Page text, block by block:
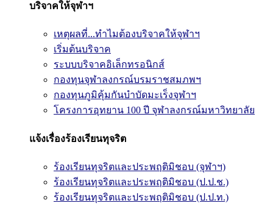
บริจาคให้จุฬาฯ
เหตุผลที่...ทำไมต้องบริจาคให้จุฬาฯ
เริ่มต้นบริจาค
ระบบบริจาคอิเล็กทรอนิกส์
กองทุนจุฬาลงกรณ์บรมราชสมภพฯ
กองทุนภูมิคุ้มกันบำบัดมะเร็งจุฬาฯ
โครงการอุทยาน 100 ปี จุฬาลงกรณ์มหาวิทยาลัย
แจ้งเรื่องร้องเรียนทุจริต
ร้องเรียนทุจริตและประพฤติมิชอบ (จุฬาฯ)
ร้องเรียนทุจริตและประพฤติมิชอบ (ป.ป.ช.)
ร้องเรียนทุจริตและประพฤติมิชอบ (ป.ป.ท.)